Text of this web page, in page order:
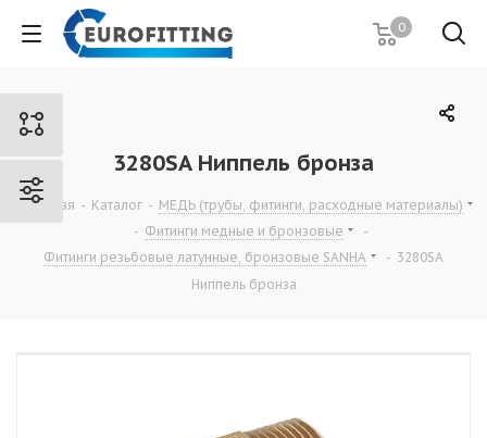
0
3280SA Ниппель бронза
Главная - Каталог - МЕДЬ (трубы, фитинги, расходные материалы)
- Фитинги медные и бронзовые
-
Фитинги резьбовые латунные, бронзовые SANHA
- 3280SA
Ниппель бронза